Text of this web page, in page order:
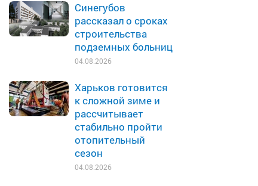
Синегубов
рассказал о сроках
строительства
подземных больниц
04.08.2026
Харьков готовится
к сложной зиме и
рассчитывает
стабильно пройти
отопительный
сезон
04.08.2026